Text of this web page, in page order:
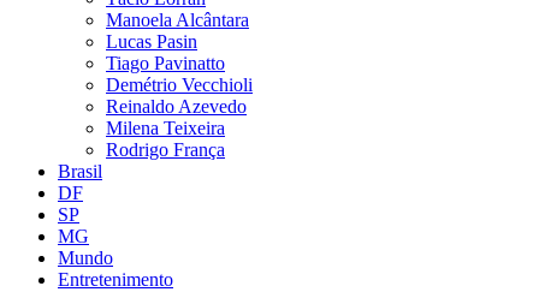
Manoela Alcântara
Lucas Pasin
Tiago Pavinatto
Demétrio Vecchioli
Reinaldo Azevedo
Milena Teixeira
Rodrigo França
Brasil
DF
SP
MG
Mundo
Entretenimento